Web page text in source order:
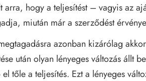
arra, hogy a teljesítést – vagyis az
miután már a szerződést
azonban kizárólag
után olyan lényeges változás állt
tőle a teljesítés. Ezt a lényeges